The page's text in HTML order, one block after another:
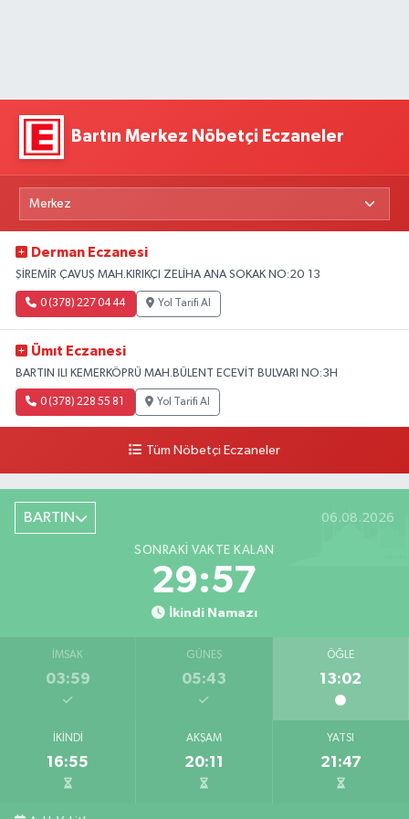
Bartın Merkez Nöbetçi Eczaneler
Derman Eczanesi
ŞİREMİR ÇAVUŞ MAH.KIRIKÇI ZELİHA ANA SOKAK NO:20 13
0 (378) 227 04 44 Yol Tarifi Al
Ümıt Eczanesi
BARTIN ILI KEMERKÖPRÜ MAH.BÜLENT ECEVİT BULVARI NO:3H
0 (378) 228 55 81 Yol Tarifi Al
Tüm Nöbetçi Eczaneler
BARTIN 06.08.2026
SONRAKI VAKTE KALAN
29:56
İkindi Namazı
İMSAK
03:59
GÜNEŞ
05:43
ÖĞLE
13:02
İKINDI
16:55
AKŞAM
20:11
YATSI
21:47